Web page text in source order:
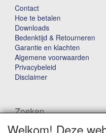
Contact
Hoe te betalen
Downloads
Bedenktijd & Retourneren
Garantie en klachten
Algemene voorwaarden
Privacybeleid
Disclaimer
Zoeken
Welkom! Deze